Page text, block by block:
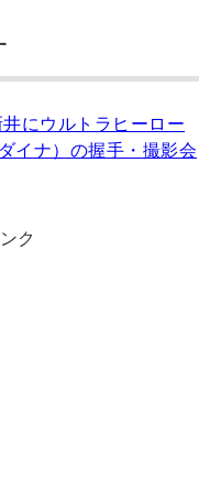
にウルトラヒーロー
イナ）の握手・撮影会
ク